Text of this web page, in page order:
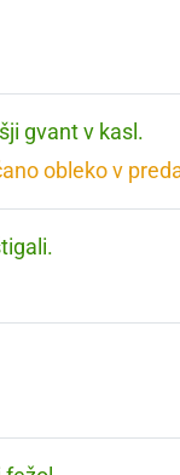
gvant v kasl.
obleko v